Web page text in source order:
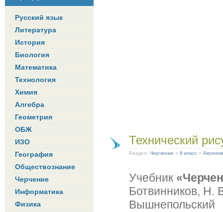
Русский язык
Литература
История
Биология
Математика
Технология
Химия
Алгебра
Геометрия
ОБЖ
ИЗО
География
Обществознание
Черчение
Информатика
Физика
Технический
Раздел: Черчение » 8 класс »
Учебник
Ботвинников, Н.
Вышнепольский